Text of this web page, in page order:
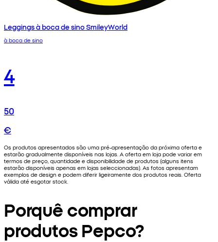
Leggings à boca de sino SmileyWorld
à boca de sino
4
50
€
Os produtos apresentados são uma pré-apresentação da próxima oferta e
estarão gradualmente disponíveis nas lojas. A oferta em loja pode variar em
termos de preço, quantidade e disponibilidade de produtos (alguns itens
estarão disponíveis apenas em lojas seleccionadas). As fotos apresentam
exemplos de design e podem diferir ligeiramente dos produtos reais. Oferta
válida até esgotar stock.
Porquê comprar
produtos Pepco?